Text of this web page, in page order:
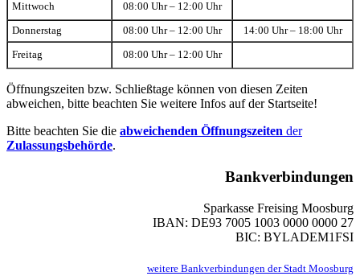
Mittwoch 08:00 Uhr – 12:00 Uhr
Donnerstag 08:00 Uhr – 12:00 Uhr 14:00 Uhr – 18:00 Uhr
Freitag 08:00 Uhr – 12:00 Uhr
Öffnungszeiten bzw. Schließtage können von diesen Zeiten
abweichen, bitte beachten Sie weitere Infos auf der Startseite!
Bitte beachten Sie die abweichenden Öffnungszeiten der
Zulassungsbehörde.
Bankverbindungen
Sparkasse Freising Moosburg
IBAN: DE93 7005 1003 0000 0000 27
BIC: BYLADEM1FSI
weitere Bankverbindungen der Stadt Moosburg